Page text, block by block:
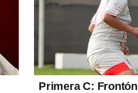
Primera C: